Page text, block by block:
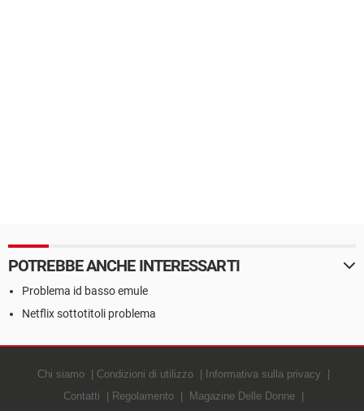
POTREBBE ANCHE INTERESSARTI
Problema id basso emule
Netflix sottotitoli problema
Chi siamo Condizioni di utilizzo
Informativa sulla privacy
Contatti
Regolamento Magazine Delle Donne